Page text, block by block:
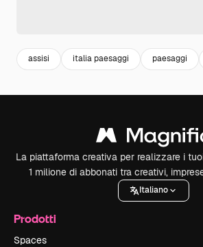
assisi italia paesaggi paesaggi
La piattaforma creativa per realizzare i
1 milione di abbonati tra creativi,
Italiano
Prodotti
Spaces